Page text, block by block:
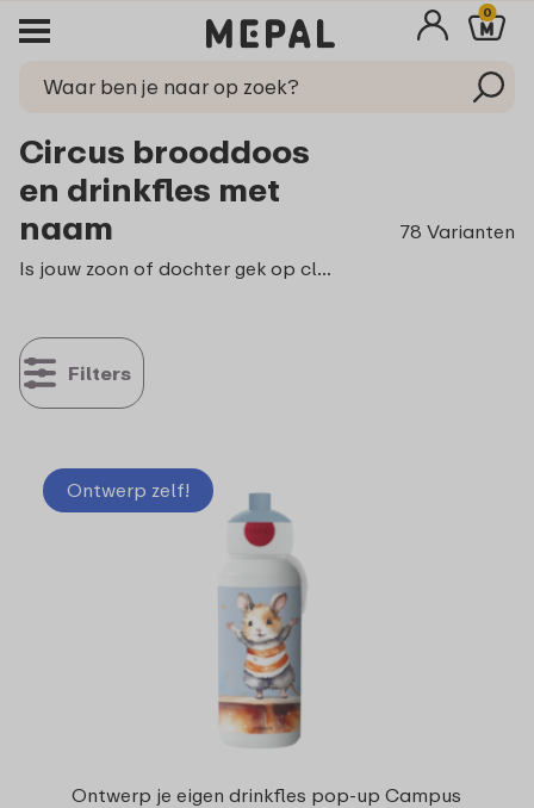
0
Circus brooddoos
en drinkfles met
naam
78 Varianten
Is jouw zoon of dochter gek op clowns of gewoon dol op de vrolijke sfeer van het circus? Dan zullen onze circus brooddozen en drinkflessen zeker een lach op je gezicht toveren! Met onze handige ontwerptool zijn ze ook nog eens heel makkelijk te voorzien van een persoonlijke touch.
Filters
Ontwerp zelf!
Ontwerp je eigen drinkfles pop-up Campus